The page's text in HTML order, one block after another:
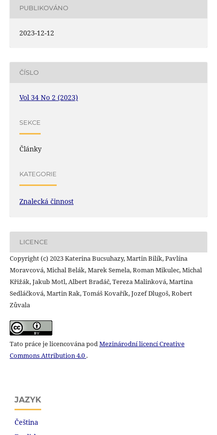
PUBLIKOVÁNO
2023-12-12
ČÍSLO
Vol 34 No 2 (2023)
SEKCE
Články
KATEGORIE
Znalecká činnost
LICENCE
Copyright (c) 2023 Katerina Bucsuhazy, Martin Bilík, Pavlína
Moravcová, Michal Belák, Marek Semela, Roman Mikulec, Michal
Křižák, Jakub Motl, Albert Bradáč, Tereza Malinková, Martina
Sedláčková, Martin Rak, Tomáš Kovařík, Jozef Dlugoš, Robert
Zůvala
Tato práce je licencována podMezinárodní licencí Creative
Commons Attribution 4.0 .
JAZYK
Čeština